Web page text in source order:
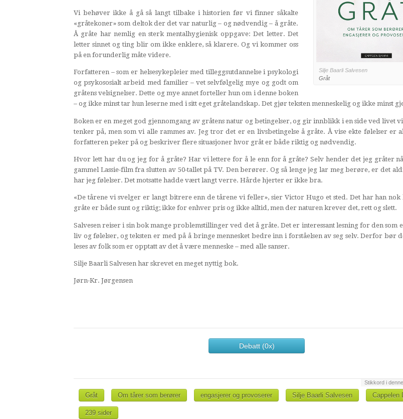
Silje Baarli Salvesen
Gråt
Vi behøver ikke å gå så langt tilbake i historien før vi finner såkalte
«gråtekoner» som deltok der det var naturlig – og nødvendig – å gråte.
Å gråte har nemlig en sterk mentalhygienisk oppgave: Det letter. Det
letter sinnet og ting blir om ikke enklere, så klarere. Og vi kommer oss
på en forunderlig måte videre.
Forfatteren – som er helsesykepleier med tilleggsutdannelse i psykologi
og psykososialt arbeid med familier – vet selvfølgelig mye og godt om
gråtens velsignelser. Dette og mye annet forteller hun om i denne boken
– og ikke minst tar hun leserne med i sitt eget gråtelandskap. Det gjør teksten menneskelig og ikke minst
Boken er en meget god gjennomgang av gråtens natur og betingelser, og gir innblikk i en side ved livet
tenker på, men som vi alle rammes av. Jeg tror det er en livsbetingelse å gråte. Å vise ekte følelser er
forfatteren peker på og beskriver flere situasjoner hvor gråt er både riktig og nødvendig.
Hvor lett har du og jeg for å gråte? Har vi lettere for å le enn for å gråte? Selv hender det jeg gråter
gammel Lassie-film fra slutten av 50-tallet på TV. Den berører. Og så lenge jeg lar meg berøre, er det
har jeg følelser. Det motsatte hadde vært langt verre. Hårde hjerter er ikke bra.
«De tårene vi svelger er langt bitrere enn de tårene vi feller», sier Victor Hugo et sted. Det har han
gråte er både sunt og riktig; ikke for enhver pris og ikke alltid, men der naturen krever det, rett og slett.
Salvesen reiser i sin bok mange problemstillinger ved det å gråte. Det er interessant lesning for den som
liv og følelser, og teksten er med på å bringe mennesket bedre inn i forståelsen av seg selv. Derfor bør
leses av folk som er opptatt av det å være menneske – med alle sanser.
Silje Baarli Salvesen har skrevet en meget nyttig bok.
Jørn-Kr. Jørgensen
Debatt (0x)
Stikkord i
Gråt Om tårer som berører engasjerer og provoserer Silje Baarli Salvesen Cappelen
239 sider